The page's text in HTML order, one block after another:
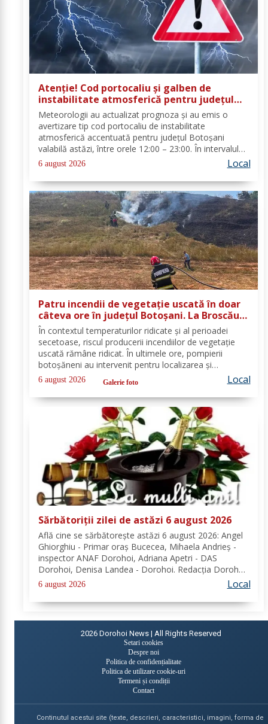
Atenție! Cod portocaliu și galben de
instabilitate atmosferică pentru județul
Botoșani
Meteorologii au actualizat prognoza și au emis o
avertizare tip cod portocaliu de instabilitate
atmosferică accentuată pentru județul Botoșani
valabilă astăzi, între orele 12:00 – 23:00. În intervalul
menționat vor fi perioade cu instabilitate atmosferică
accentuată ce se va manifesta prin...
6 august 2026 Local
Patru incendii de vegetație uscată în doar
câteva ore în județul Botoșani. La Broscăuți
a ars un hectar de vegetație
În contextul temperaturilor ridicate și al perioadei
secetoase, riscul producerii incendiilor de vegetație
uscată rămâne ridicat. În ultimele ore, pompierii
botoșăneni au intervenit pentru localizarea și
lichidarea a patru incendii de vegetație uscată,
produse în următoarele localități: Broscăuți –...
6 august 2026 Galerie foto Local
Sărbătoriții zilei de astăzi 6 august 2026
Află cine se sărbătoreşte astăzi 6 august 2026: Angel
Ghiorghiu - Primar oraș Bucecea, Mihaela Andrieș -
inspector ANAF Dorohoi, Adriana Apetri - DAS
Dorohoi, Denisa Landea - Dorohoi. Redacția Dorohoi
News urează tuturor La mulți ani! Completează lista
sărbătoriților din Dorohoi, la...
6 august 2026 Local
2026 Dorohoi News | All Rights Reserved
Setari cookies
Despre noi
Politica de confidențialitate
Politica de utilizare cookie-uri
Termeni și condiții
Contact
Continutul acestui site (texte, descrieri, caracteristici, imagini, forma de